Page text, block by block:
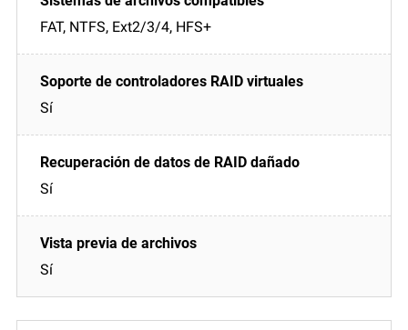
FAT, NTFS, Ext2/3/4, HFS+
Sí
Sí
Sí